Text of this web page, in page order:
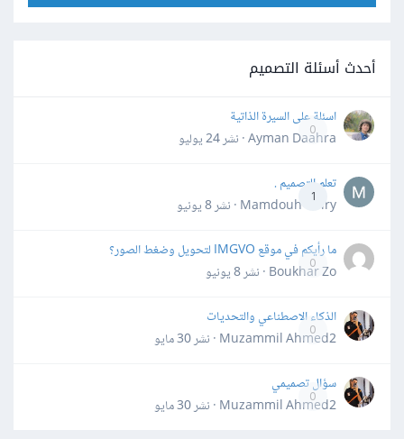
أحدث أسئلة التصميم
0
اسئلة على السيرة الذاتية
Ayman Daahra · نشر
24 يوليو
1
تعلم التصميم .
Mamdouh Khiry · نشر
8 يونيو
0
ما رأيكم في موقع IMGVO لتحويل وضغط الصور؟
Boukhar Zo · نشر
8 يونيو
0
الذكاء الاصطناعي والتحديات
Muzammil Ahmed2 · نشر
30 مايو
0
سؤال تصميمي
Muzammil Ahmed2 · نشر
30 مايو